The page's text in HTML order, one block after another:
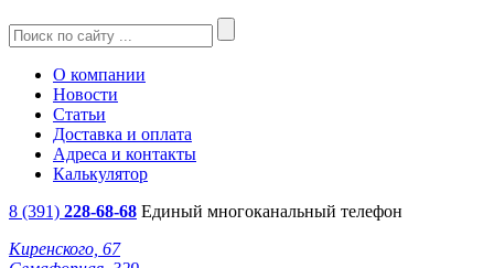
О компании
Новости
Статьи
Доставка и оплата
Адреса и контакты
Калькулятор
8 (391) 228-68-68 Единый многоканальный телефон
Киренского, 67